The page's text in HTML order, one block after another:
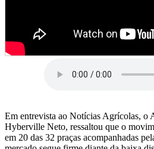
Em entrevista ao Notícias Agrícolas, o
Hyberville Neto, ressaltou que o
em 20 das 32 praças acompanhadas